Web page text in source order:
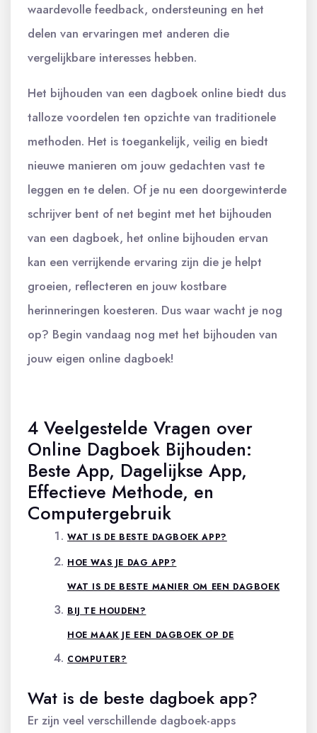
waardevolle feedback, ondersteuning en het
delen van ervaringen met anderen die
vergelijkbare interesses hebben.
Het bijhouden van een dagboek online biedt dus
talloze voordelen ten opzichte van traditionele
methoden. Het is toegankelijk, veilig en biedt
nieuwe manieren om jouw gedachten vast te
leggen en te delen. Of je nu een doorgewinterde
schrijver bent of net begint met het bijhouden
van een dagboek, het online bijhouden ervan
kan een verrijkende ervaring zijn die je helpt
groeien, reflecteren en jouw kostbare
herinneringen koesteren. Dus waar wacht je nog
op? Begin vandaag nog met het bijhouden van
jouw eigen online dagboek!
4 Veelgestelde Vragen over
Online Dagboek Bijhouden:
Beste App, Dagelijkse App,
Effectieve Methode, en
Computergebruik
WAT IS DE BESTE DAGBOEK APP?
HOE WAS JE DAG APP?
WAT IS DE BESTE MANIER OM EEN DAGBOEK
BIJ TE HOUDEN?
HOE MAAK JE EEN DAGBOEK OP DE
COMPUTER?
Wat is de beste dagboek app?
Er zijn veel verschillende dagboek-apps